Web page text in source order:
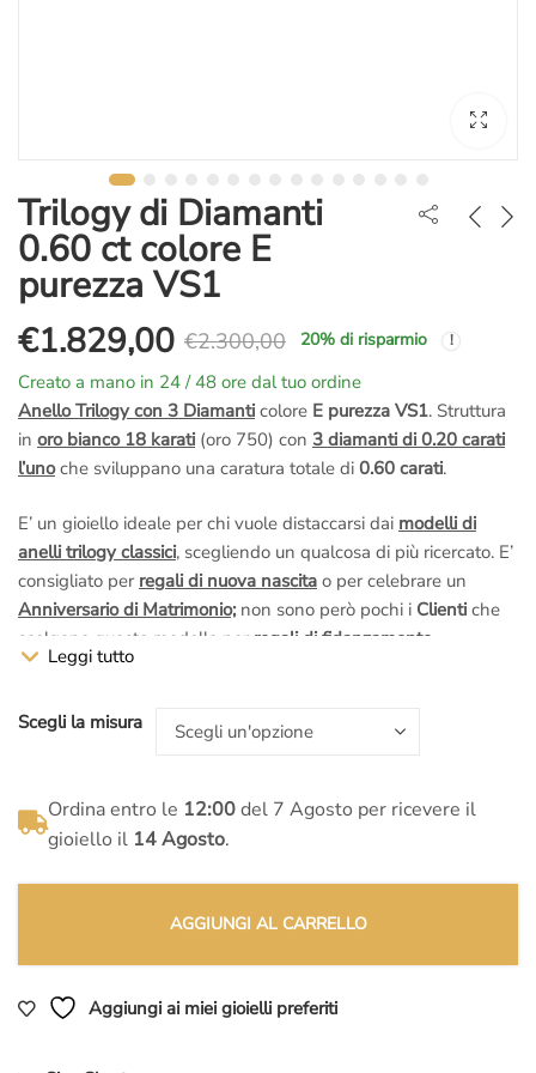
Trilogy di Diamanti
0.60 ct colore E
purezza VS1
€2.300,00
Il
prezzo
originale
era:
€2.300,00.
€1.829,00
Il
prezzo
attuale
è:
€1.829,00.
20% di risparmio
Creato a mano in 24 / 48 ore dal tuo ordine
Anello Trilogy con 3 Diamanti colore E purezza VS1. Struttura
in oro bianco 18 karati (oro 750) con 3 diamanti di 0.20 carati
l’unoche sviluppano una caratura totale di 0.60 carati.
E’ un gioiello ideale per chi vuole distaccarsi dai modelli di
anelli trilogy classici, scegliendo un qualcosa di più ricercato. E’
consigliato per regali di nuova nascita o per celebrare un
Anniversario di Matrimonio; non sono però pochi i Clienti che
scelgono questo modello per regali di fidanzamento
ufficiale/proposta di Matrimonio.
Ma ricorda che non sono solo lacaratura colore
diamante, basta avere una fluorescenza leggermente
“sbagliata” per avere un valore di mercato nettamente
dice nessuno ma esiste ed è importantissimo!!)
Leggi tutto
Scegli la misura
Ordina entro le 12:00del 7 Agosto per ricevere il
gioiello il 14 Agosto.
AGGIUNGI AL CARRELLO
Aggiungi ai miei gioielli preferiti